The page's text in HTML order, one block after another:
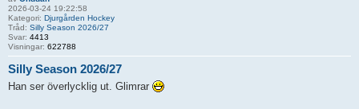
2026-03-24 19:22:58
Kategori: Djurgården Hockey
Tråd: Silly Season 2026/27
Svar: 4413
Visningar: 622788
Silly Season 2026/27
Han ser överlycklig ut. Glimrar